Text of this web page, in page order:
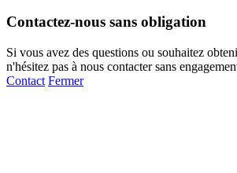
Contactez-nous sans obligation
Si vous avez des questions ou souhaitez
n'hésitez pas à nous contacter sans
Contact Fermer